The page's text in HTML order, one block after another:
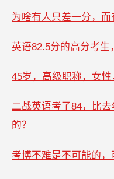
为啥有人只差一分，而
英语82.5分的高分考生
45岁，高级职称，女性
二战英语考了84，比
的？
考博不难是不可能的